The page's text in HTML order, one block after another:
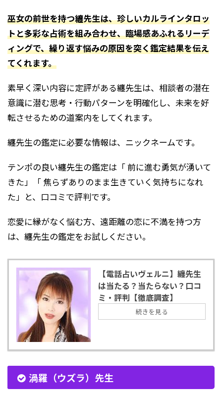
巫女の前世を持つ纏先生は、珍しいカルラインタロッ
トと多彩な占術を組み合わせ、臨場感あふれるリーデ
ィングで、繰り返す悩みの原因を突く鑑定結果を伝え
てくれます。
素早く深い内容に定評がある纏先生は、相談者の潜在
意識に潜む思考・行動パターンを明確化し、未来を好
転させるための道案内をしてくれます。
纏先生の鑑定に必要な情報は、ニックネームです。
テンポの良い纏先生の鑑定は「 前に進む勇気が湧いて
きた」「 焦らずありのまま生きていく気持ちになれ
た」と、口コミで評判です。
恋愛に縁がなく悩む方、遠距離の恋に不満を持つ方
は、纏先生の鑑定をお試しください。
【電話占いヴェルニ】纏先生
は当たる？当たらない？口コ
ミ・評判【徹底調査】
続きを見る
渦羅（ウズラ）先生